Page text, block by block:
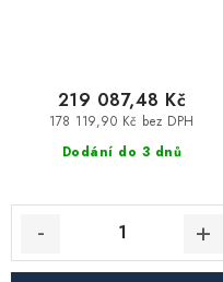
Dodání do 3 dnů
178 119,90 Kč bez DPH
219 087,48 Kč